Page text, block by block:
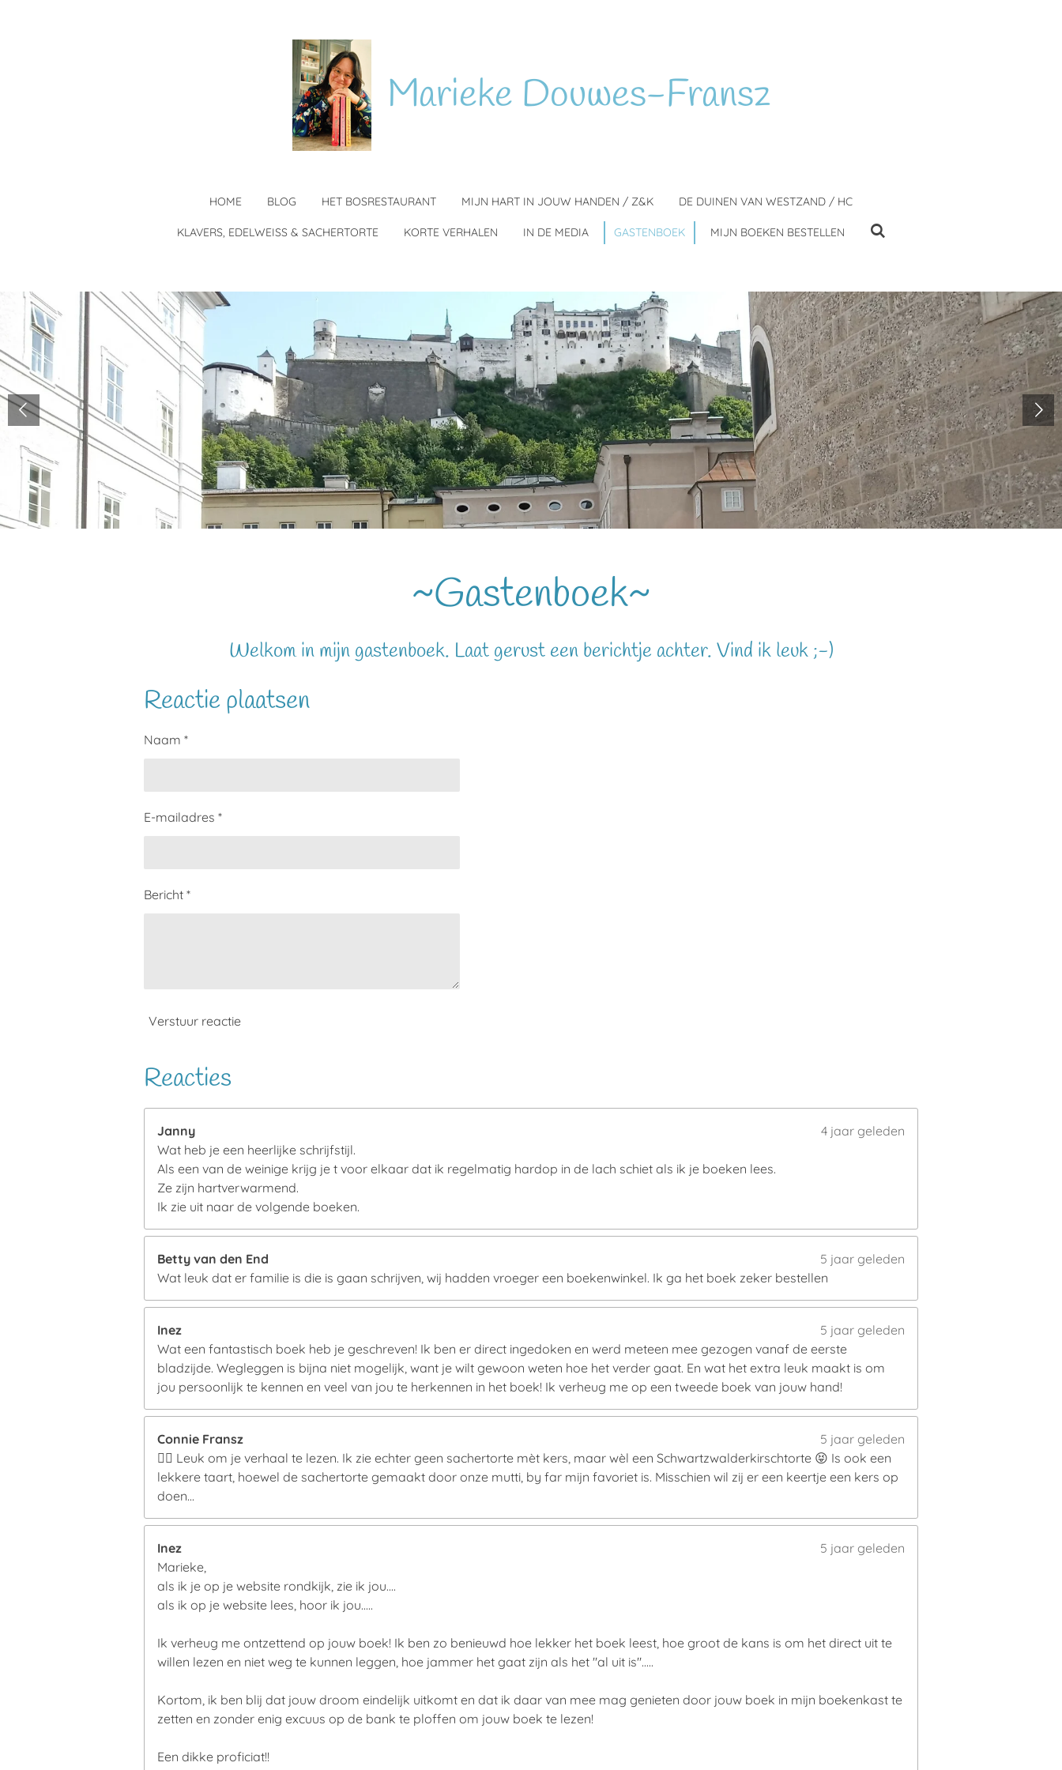
Marieke Douwes-Fransz
HOME BLOG HET BOSRESTAURANT MIJN HART IN JOUW HANDEN / Z&K DE DUINEN VAN WESTZAND / HC
KLAVERS, EDELWEISS & SACHERTORTE KORTE VERHALEN IN DE MEDIA GASTENBOEK MIJN BOEKEN BESTELLEN
~Gastenboek~
Welkom in mijn gastenboek. Laat gerust een berichtje achter. Vind ik leuk ;-)
Reactie plaatsen
Naam *
E-mailadres *
Bericht *
Verstuur reactie
Reacties
Janny
4 jaar geleden
Wat heb je een heerlijke schrijfstijl.
Als een van de weinige krijg je t voor elkaar dat ik regelmatig hardop in de lach schiet als ik je boeken lees.
Ze zijn hartverwarmend.
Ik zie uit naar de volgende boeken.
Betty van den End
5 jaar geleden
Wat leuk dat er familie is die is gaan schrijven, wij hadden vroeger een boekenwinkel. Ik ga het boek zeker bestellen
Inez
5 jaar geleden
Wat een fantastisch boek heb je geschreven! Ik ben er direct ingedoken en werd meteen mee gezogen vanaf de eerste
bladzijde. Wegleggen is bijna niet mogelijk, want je wilt gewoon weten hoe het verder gaat. En wat het extra leuk maakt is om
jou persoonlijk te kennen en veel van jou te herkennen in het boek! Ik verheug me op een tweede boek van jouw hand!
Connie Fransz
5 jaar geleden
👍🏼 Leuk om je verhaal te lezen. Ik zie echter geen sachertorte mèt kers, maar wèl een Schwartzwalderkirschtorte 😝 Is ook een
lekkere taart, hoewel de sachertorte gemaakt door onze mutti, by far mijn favoriet is. Misschien wil zij er een keertje een kers op
doen...
Inez
5 jaar geleden
Marieke,
als ik je op je website rondkijk, zie ik jou....
als ik op je website lees, hoor ik jou.....
Ik verheug me ontzettend op jouw boek! Ik ben zo benieuwd hoe lekker het boek leest, hoe groot de kans is om het direct uit te
willen lezen en niet weg te kunnen leggen, hoe jammer het gaat zijn als het "al uit is".....
Kortom, ik ben blij dat jouw droom eindelijk uitkomt en dat ik daar van mee mag genieten door jouw boek in mijn boekenkast te
zetten en zonder enig excuus op de bank te ploffen om jouw boek te lezen!
Een dikke proficiat!!